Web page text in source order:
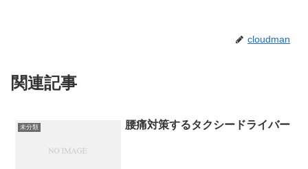
cloudman
関連記事
未分類 腰痛対策するタクシードライバー